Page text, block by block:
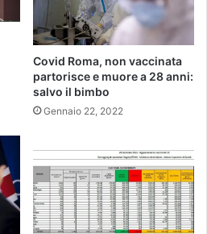
Covid Roma, non vaccinata
partorisce e muore a 28 anni:
salvo il bimbo
Gennaio 22, 2022